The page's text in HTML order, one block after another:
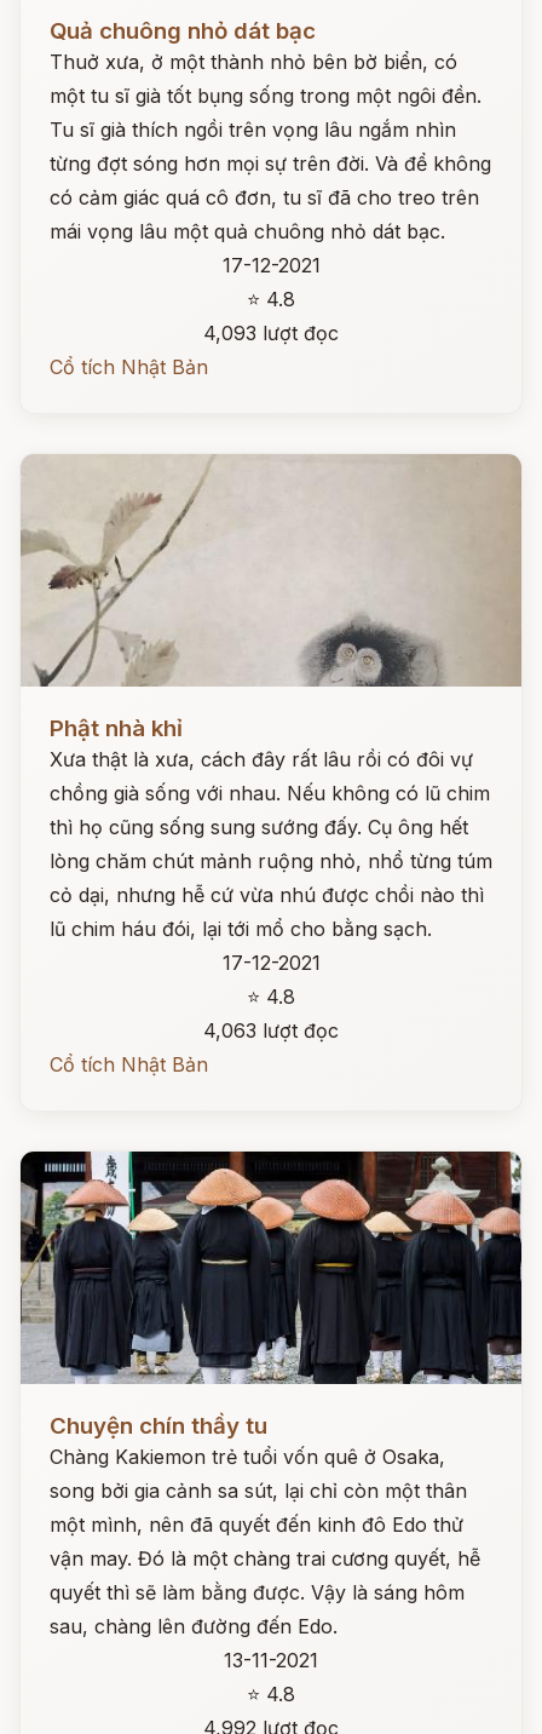
Quả chuông nhỏ dát bạc
Thuở xưa, ở một thành nhỏ bên bờ biển, có
một tu sĩ già tốt bụng sống trong một ngôi đền.
Tu sĩ già thích ngồi trên vọng lâu ngắm nhìn
từng đợt sóng hơn mọi sự trên đời. Và để không
có cảm giác quá cô đơn, tu sĩ đã cho treo trên
mái vọng lâu một quả chuông nhỏ dát bạc.
17-12-2021
⭐ 4.8
4,093 lượt đọc
Cổ tích Nhật Bản
Phật nhà khỉ
Xưa thật là xưa, cách đây rất lâu rồi có đôi vự
chồng già sống với nhau. Nếu không có lũ chim
thì họ cũng sống sung sướng đấy. Cụ ông hết
lòng chăm chút mảnh ruộng nhỏ, nhổ từng túm
cỏ dại, nhưng hễ cứ vừa nhú được chồi nào thì
lũ chim háu đói, lại tới mổ cho bằng sạch.
17-12-2021
⭐ 4.8
4,063 lượt đọc
Cổ tích Nhật Bản
Chuyện chín thầy tu
Chàng Kakiemon trẻ tuổi vốn quê ở Osaka,
song bởi gia cảnh sa sút, lại chỉ còn một thân
một mình, nên đã quyết đến kinh đô Edo thử
vận may. Đó là một chàng trai cương quyết, hễ
quyết thì sẽ làm bằng được. Vậy là sáng hôm
sau, chàng lên đường đến Edo.
13-11-2021
⭐ 4.8
4,992 lượt đọc